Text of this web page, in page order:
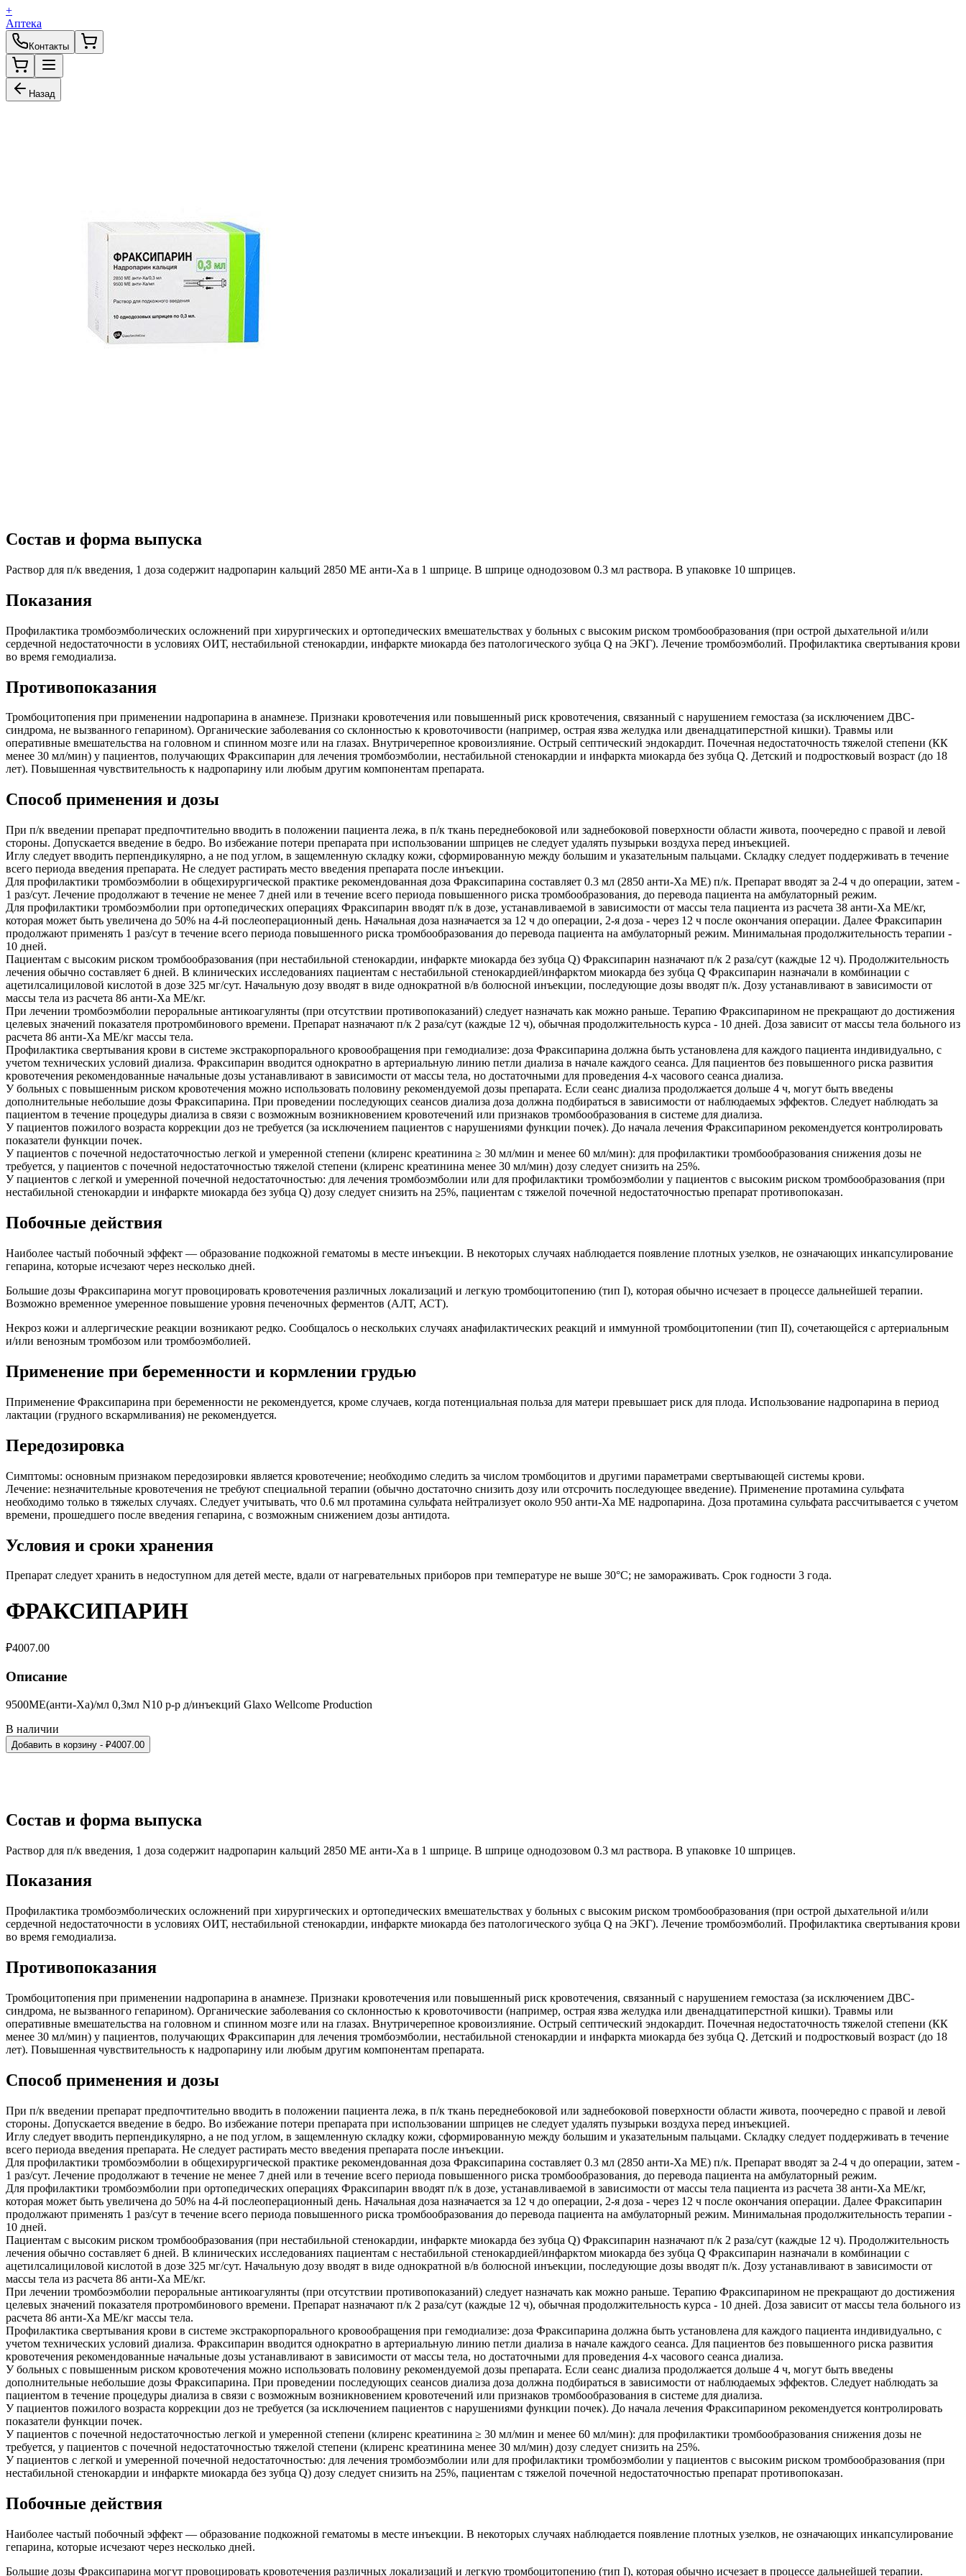
+
Аптека
Контакты
Назад
Состав и форма выпуска
Раствор для п/к введения, 1 доза содержит надропарин кальций 2850 МЕ анти-Ха в 1 шприце. В шприце однодозовом 0.3 мл раствора. В упаковке 10 шприцев.
Показания
Профилактика тромбоэмболических осложнений при хирургических и ортопедических вмешательствах у больных с высоким риском тромбообразования (при острой дыхательной и/или
сердечной недостаточности в условиях ОИТ, нестабильной стенокардии, инфаркте миокарда без патологического зубца Q на ЭКГ). Лечение тромбоэмболий. Профилактика свертывания крови
во время гемодиализа.
Противопоказания
Тромбоцитопения при применении надропарина в анамнезе. Признаки кровотечения или повышенный риск кровотечения, связанный с нарушением гемостаза (за исключением ДВС-
синдрома, не вызванного гепарином). Органические заболевания со склонностью к кровоточивости (например, острая язва желудка или двенадцатиперстной кишки). Травмы или
оперативные вмешательства на головном и спинном мозге или на глазах. Внутричерепное кровоизлияние. Острый септический эндокардит. Почечная недостаточность тяжелой степени (КК
менее 30 мл/мин) у пациентов, получающих Фраксипарин для лечения тромбоэмболии, нестабильной стенокардии и инфаркта миокарда без зубца Q. Детский и подростковый возраст (до 18
лет). Повышенная чувствительность к надропарину или любым другим компонентам препарата.
Способ применения и дозы
При п/к введении препарат предпочтительно вводить в положении пациента лежа, в п/к ткань переднебоковой или заднебоковой поверхности области живота, поочередно с правой и левой
стороны. Допускается введение в бедро. Во избежание потери препарата при использовании шприцев не следует удалять пузырьки воздуха перед инъекцией.
Иглу следует вводить перпендикулярно, а не под углом, в защемленную складку кожи, сформированную между большим и указательным пальцами. Складку следует поддерживать в течение
всего периода введения препарата. Не следует растирать место введения препарата после инъекции.
Для профилактики тромбоэмболии в общехирургической практике рекомендованная доза Фраксипарина составляет 0.3 мл (2850 анти-Ха ME) п/к. Препарат вводят за 2-4 ч до операции, затем -
1 раз/сут. Лечение продолжают в течение не менее 7 дней или в течение всего периода повышенного риска тромбообразования, до перевода пациента на амбулаторный режим.
Для профилактики тромбоэмболии при ортопедических операциях Фраксипарин вводят п/к в дозе, устанавливаемой в зависимости от массы тела пациента из расчета 38 анти-Ха МЕ/кг,
которая может быть увеличена до 50% на 4-й послеоперационный день. Начальная доза назначается за 12 ч до операции, 2-я доза - через 12 ч после окончания операции. Далее Фраксипарин
продолжают применять 1 раз/сут в течение всего периода повышенного риска тромбообразования до перевода пациента на амбулаторный режим. Минимальная продолжительность терапии -
10 дней.
Пациентам с высоким риском тромбообразования (при нестабильной стенокардии, инфаркте миокарда без зубца Q) Фраксипарин назначают п/к 2 раза/сут (каждые 12 ч). Продолжительность
лечения обычно составляет 6 дней. В клинических исследованиях пациентам с нестабильной стенокардией/инфарктом миокарда без зубца Q Фраксипарин назначали в комбинации с
ацетилсалициловой кислотой в дозе 325 мг/сут. Начальную дозу вводят в виде однократной в/в болюсной инъекции, последующие дозы вводят п/к. Дозу устанавливают в зависимости от
массы тела из расчета 86 анти-Ха МЕ/кг.
При лечении тромбоэмболии пероральные антикоагулянты (при отсутствии противопоказаний) следует назначать как можно раньше. Терапию Фраксипарином не прекращают до достижения
целевых значений показателя протромбинового времени. Препарат назначают п/к 2 раза/сут (каждые 12 ч), обычная продолжительность курса - 10 дней. Доза зависит от массы тела больного из
расчета 86 анти-Ха МЕ/кг массы тела.
Профилактика свертывания крови в системе экстракорпорального кровообращения при гемодиализе: доза Фраксипарина должна быть установлена для каждого пациента индивидуально, с
учетом технических условий диализа. Фраксипарин вводится однократно в артериальную линию петли диализа в начале каждого сеанса. Для пациентов без повышенного риска развития
кровотечения рекомендованные начальные дозы устанавливают в зависимости от массы тела, но достаточными для проведения 4-х часового сеанса диализа.
У больных с повышенным риском кровотечения можно использовать половину рекомендуемой дозы препарата. Если сеанс диализа продолжается дольше 4 ч, могут быть введены
дополнительные небольшие дозы Фраксипарина. При проведении последующих сеансов диализа доза должна подбираться в зависимости от наблюдаемых эффектов. Следует наблюдать за
пациентом в течение процедуры диализа в связи с возможным возникновением кровотечений или признаков тромбообразования в системе для диализа.
У пациентов пожилого возраста коррекции доз не требуется (за исключением пациентов с нарушениями функции почек). До начала лечения Фраксипарином рекомендуется контролировать
показатели функции почек.
У пациентов с почечной недостаточностью легкой и умеренной степени (клиренс креатинина ≥ 30 мл/мин и менее 60 мл/мин): для профилактики тромбообразования снижения дозы не
требуется, у пациентов с почечной недостаточностью тяжелой степени (клиренс креатинина менее 30 мл/мин) дозу следует снизить на 25%.
У пациентов с легкой и умеренной почечной недостаточностью: для лечения тромбоэмболии или для профилактики тромбоэмболии у пациентов с высоким риском тромбообразования (при
нестабильной стенокардии и инфаркте миокарда без зубца Q) дозу следует снизить на 25%, пациентам с тяжелой почечной недостаточностью препарат противопоказан.
Побочные действия
Наиболее частый побочный эффект — образование подкожной гематомы в месте инъекции. В некоторых случаях наблюдается появление плотных узелков, не означающих инкапсулирование
гепарина, которые исчезают через несколько дней.
Большие дозы Фраксипарина могут провоцировать кровотечения различных локализаций и легкую тромбоцитопению (тип I), которая обычно исчезает в процессе дальнейшей терапии.
Возможно временное умеренное повышение уровня печеночных ферментов (АЛТ, АСТ).
Некроз кожи и аллергические реакции возникают редко. Сообщалось о нескольких случаях анафилактических реакций и иммунной тромбоцитопении (тип II), сочетающейся с артериальным
и/или венозным тромбозом или тромбоэмболией.
Применение при беременности и кормлении грудью
Пприменение Фраксипарина при беременности не рекомендуется, кроме случаев, когда потенциальная польза для матери превышает риск для плода. Использование надропарина в период
лактации (грудного вскармливания) не рекомендуется.
Передозировка
Симптомы: основным признаком передозировки является кровотечение; необходимо следить за числом тромбоцитов и другими параметрами свертывающей системы крови.
Лечение: незначительные кровотечения не требуют специальной терапии (обычно достаточно снизить дозу или отсрочить последующее введение). Применение протамина сульфата
необходимо только в тяжелых случаях. Следует учитывать, что 0.6 мл протамина сульфата нейтрализует около 950 анти-Ха ME надропарина. Доза протамина сульфата рассчитывается с учетом
времени, прошедшего после введения гепарина, с возможным снижением дозы антидота.
Условия и сроки хранения
Препарат следует хранить в недоступном для детей месте, вдали от нагревательных приборов при температуре не выше 30°C; не замораживать. Срок годности 3 года.
ФРАКСИПАРИН
₽4007.00
Описание
9500МЕ(анти-Ха)/мл 0,3мл N10 р-р д/инъекций Glaxo Wellcome Production
В наличии
Добавить в корзину - ₽4007.00
Состав и форма выпуска
Раствор для п/к введения, 1 доза содержит надропарин кальций 2850 МЕ анти-Ха в 1 шприце. В шприце однодозовом 0.3 мл раствора. В упаковке 10 шприцев.
Показания
Профилактика тромбоэмболических осложнений при хирургических и ортопедических вмешательствах у больных с высоким риском тромбообразования (при острой дыхательной и/или
сердечной недостаточности в условиях ОИТ, нестабильной стенокардии, инфаркте миокарда без патологического зубца Q на ЭКГ). Лечение тромбоэмболий. Профилактика свертывания крови
во время гемодиализа.
Противопоказания
Тромбоцитопения при применении надропарина в анамнезе. Признаки кровотечения или повышенный риск кровотечения, связанный с нарушением гемостаза (за исключением ДВС-
синдрома, не вызванного гепарином). Органические заболевания со склонностью к кровоточивости (например, острая язва желудка или двенадцатиперстной кишки). Травмы или
оперативные вмешательства на головном и спинном мозге или на глазах. Внутричерепное кровоизлияние. Острый септический эндокардит. Почечная недостаточность тяжелой степени (КК
менее 30 мл/мин) у пациентов, получающих Фраксипарин для лечения тромбоэмболии, нестабильной стенокардии и инфаркта миокарда без зубца Q. Детский и подростковый возраст (до 18
лет). Повышенная чувствительность к надропарину или любым другим компонентам препарата.
Способ применения и дозы
При п/к введении препарат предпочтительно вводить в положении пациента лежа, в п/к ткань переднебоковой или заднебоковой поверхности области живота, поочередно с правой и левой
стороны. Допускается введение в бедро. Во избежание потери препарата при использовании шприцев не следует удалять пузырьки воздуха перед инъекцией.
Иглу следует вводить перпендикулярно, а не под углом, в защемленную складку кожи, сформированную между большим и указательным пальцами. Складку следует поддерживать в течение
всего периода введения препарата. Не следует растирать место введения препарата после инъекции.
Для профилактики тромбоэмболии в общехирургической практике рекомендованная доза Фраксипарина составляет 0.3 мл (2850 анти-Ха ME) п/к. Препарат вводят за 2-4 ч до операции, затем -
1 раз/сут. Лечение продолжают в течение не менее 7 дней или в течение всего периода повышенного риска тромбообразования, до перевода пациента на амбулаторный режим.
Для профилактики тромбоэмболии при ортопедических операциях Фраксипарин вводят п/к в дозе, устанавливаемой в зависимости от массы тела пациента из расчета 38 анти-Ха МЕ/кг,
которая может быть увеличена до 50% на 4-й послеоперационный день. Начальная доза назначается за 12 ч до операции, 2-я доза - через 12 ч после окончания операции. Далее Фраксипарин
продолжают применять 1 раз/сут в течение всего периода повышенного риска тромбообразования до перевода пациента на амбулаторный режим. Минимальная продолжительность терапии -
10 дней.
Пациентам с высоким риском тромбообразования (при нестабильной стенокардии, инфаркте миокарда без зубца Q) Фраксипарин назначают п/к 2 раза/сут (каждые 12 ч). Продолжительность
лечения обычно составляет 6 дней. В клинических исследованиях пациентам с нестабильной стенокардией/инфарктом миокарда без зубца Q Фраксипарин назначали в комбинации с
ацетилсалициловой кислотой в дозе 325 мг/сут. Начальную дозу вводят в виде однократной в/в болюсной инъекции, последующие дозы вводят п/к. Дозу устанавливают в зависимости от
массы тела из расчета 86 анти-Ха МЕ/кг.
При лечении тромбоэмболии пероральные антикоагулянты (при отсутствии противопоказаний) следует назначать как можно раньше. Терапию Фраксипарином не прекращают до достижения
целевых значений показателя протромбинового времени. Препарат назначают п/к 2 раза/сут (каждые 12 ч), обычная продолжительность курса - 10 дней. Доза зависит от массы тела больного из
расчета 86 анти-Ха МЕ/кг массы тела.
Профилактика свертывания крови в системе экстракорпорального кровообращения при гемодиализе: доза Фраксипарина должна быть установлена для каждого пациента индивидуально, с
учетом технических условий диализа. Фраксипарин вводится однократно в артериальную линию петли диализа в начале каждого сеанса. Для пациентов без повышенного риска развития
кровотечения рекомендованные начальные дозы устанавливают в зависимости от массы тела, но достаточными для проведения 4-х часового сеанса диализа.
У больных с повышенным риском кровотечения можно использовать половину рекомендуемой дозы препарата. Если сеанс диализа продолжается дольше 4 ч, могут быть введены
дополнительные небольшие дозы Фраксипарина. При проведении последующих сеансов диализа доза должна подбираться в зависимости от наблюдаемых эффектов. Следует наблюдать за
пациентом в течение процедуры диализа в связи с возможным возникновением кровотечений или признаков тромбообразования в системе для диализа.
У пациентов пожилого возраста коррекции доз не требуется (за исключением пациентов с нарушениями функции почек). До начала лечения Фраксипарином рекомендуется контролировать
показатели функции почек.
У пациентов с почечной недостаточностью легкой и умеренной степени (клиренс креатинина ≥ 30 мл/мин и менее 60 мл/мин): для профилактики тромбообразования снижения дозы не
требуется, у пациентов с почечной недостаточностью тяжелой степени (клиренс креатинина менее 30 мл/мин) дозу следует снизить на 25%.
У пациентов с легкой и умеренной почечной недостаточностью: для лечения тромбоэмболии или для профилактики тромбоэмболии у пациентов с высоким риском тромбообразования (при
нестабильной стенокардии и инфаркте миокарда без зубца Q) дозу следует снизить на 25%, пациентам с тяжелой почечной недостаточностью препарат противопоказан.
Побочные действия
Наиболее частый побочный эффект — образование подкожной гематомы в месте инъекции. В некоторых случаях наблюдается появление плотных узелков, не означающих инкапсулирование
гепарина, которые исчезают через несколько дней.
Большие дозы Фраксипарина могут провоцировать кровотечения различных локализаций и легкую тромбоцитопению (тип I), которая обычно исчезает в процессе дальнейшей терапии.